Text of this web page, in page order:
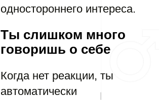
одностороннего интереса.
Ты слишком много
говоришь о себе
Когда нет реакции, ты
автоматически